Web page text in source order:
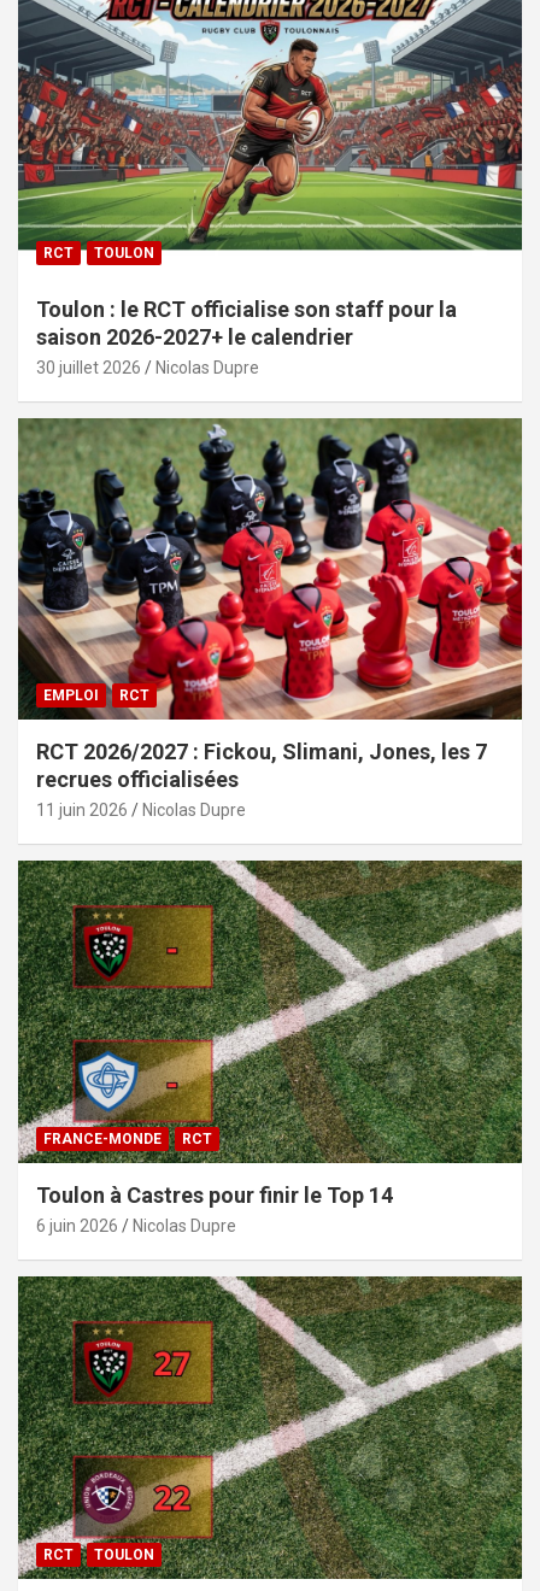
RCT TOULON
Toulon : le RCT officialise son staff pour la
saison 2026-2027+ le calendrier
30 juillet 2026 Nicolas Dupre
EMPLOI RCT
RCT 2026/2027 : Fickou, Slimani, Jones, les 7
recrues officialisées
11 juin 2026 Nicolas Dupre
FRANCE-MONDE RCT
Toulon à Castres pour finir le Top 14
6 juin 2026 Nicolas Dupre
RCT TOULON